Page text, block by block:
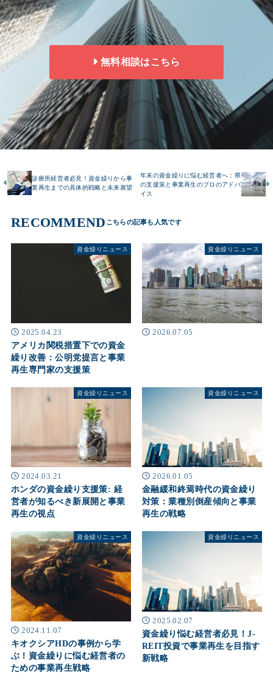
無料相談はこちら
診療所経営者必見！資金繰りから事
業再生までの具体的戦略と未来展望
年末の資金繰りに悩む経営者へ：県
の支援策と事業再生のプロのアドバ
イス
RECOMMEND
資金繰りニュース
2025.04.23
アメリカ関税措置下での資金
繰り改善：公明党提言と事業
再生専門家の支援策
資金繰りニュース
2026.07.05
資金繰りニュース
2024.03.21
ホンダの資金繰り支援策: 経
営者が知るべき新展開と事業
再生の視点
資金繰りニュース
2026.01.05
金融緩和終焉時代の資金繰り
対策：業種別倒産傾向と事業
再生の戦略
資金繰りニュース
2024.11.07
キオクシアHDの事例から学
ぶ！資金繰りに悩む経営者の
ための事業再生戦略
資金繰りニュース
2025.02.07
資金繰り悩む経営者必見！J-
REIT投資で事業再生を目指す
新戦略